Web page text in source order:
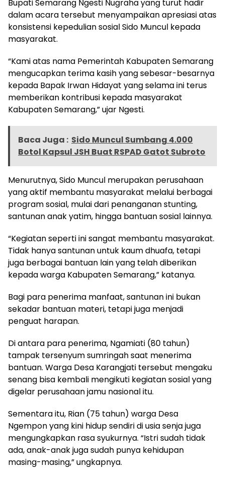
Bupati Semarang Ngesti Nugraha yang turut hadir
dalam acara tersebut menyampaikan apresiasi atas
konsistensi kepedulian sosial Sido Muncul kepada
masyarakat.
“Kami atas nama Pemerintah Kabupaten Semarang
mengucapkan terima kasih yang sebesar-besarnya
kepada Bapak Irwan Hidayat yang selama ini terus
memberikan kontribusi kepada masyarakat
Kabupaten Semarang,” ujar Ngesti.
Baca Juga : Sido Muncul Sumbang 4.000
Botol Kapsul JSH Buat RSPAD Gatot Subroto
Menurutnya, Sido Muncul merupakan perusahaan
yang aktif membantu masyarakat melalui berbagai
program sosial, mulai dari penanganan stunting,
santunan anak yatim, hingga bantuan sosial lainnya.
“Kegiatan seperti ini sangat membantu masyarakat.
Tidak hanya santunan untuk kaum dhuafa, tetapi
juga berbagai bantuan lain yang telah diberikan
kepada warga Kabupaten Semarang,” katanya.
Bagi para penerima manfaat, santunan ini bukan
sekadar bantuan materi, tetapi juga menjadi
penguat harapan.
Di antara para penerima, Ngamiati (80 tahun)
tampak tersenyum sumringah saat menerima
bantuan. Warga Desa Karangjati tersebut mengaku
senang bisa kembali mengikuti kegiatan sosial yang
digelar perusahaan jamu nasional itu.
Sementara itu, Rian (75 tahun) warga Desa
Ngempon yang kini hidup sendiri di usia senja juga
mengungkapkan rasa syukurnya. “Istri sudah tidak
ada, anak-anak juga sudah punya kehidupan
masing-masing,” ungkapnya.